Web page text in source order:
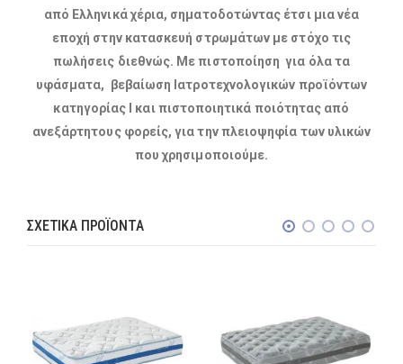
από Ελληνικά χέρια, σηματοδοτώντας έτσι μια νέα
εποχή στην κατασκευή στρωμάτων με στόχο τις
πωλήσεις διεθνώς. Με πιστοποίηση για όλα τα
υφάσματα, βεβαίωση Ιατροτεχνολογικών προϊόντων
κατηγορίας I και πιστοποιητικά ποιότητας από
ανεξάρτητους φορείς, για την πλειοψηφία των υλικών
που χρησιμοποιούμε.
ΣΧΕΤΙΚΆ ΠΡΟΪΌΝΤΑ